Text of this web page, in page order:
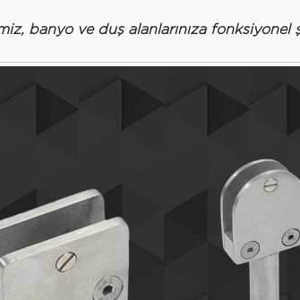
banyo ve duş alanlarınıza fonksiyonel